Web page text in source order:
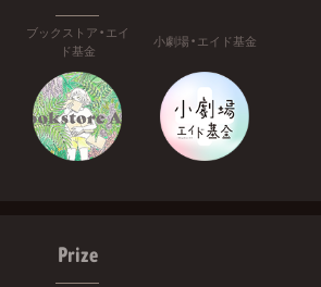
ブックストア・エイ
ド基金
小劇場・エイド基金
Prize